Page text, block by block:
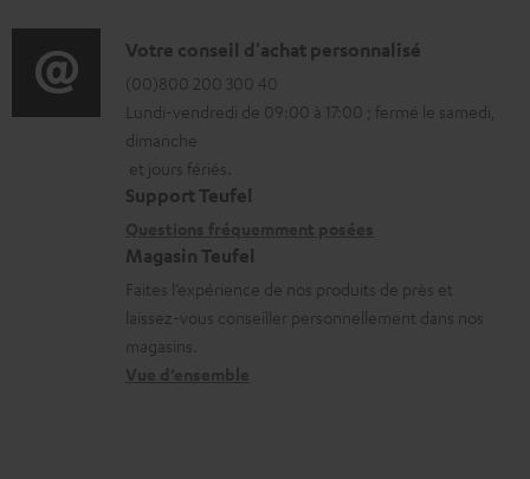
a
r
g
e
a
l
e
s
t
i
o
n
s
e
a
o
r
m
a
t
o
n
s
D
é
t
a
i
s
c
o
Votre conseil d'achat personnalisé
(00)800 200 300 40
Lundi-vendredi de 09:00 à 17:00 ; fermé le samedi,
dimanche
et jours fériés.
Support Teufel
Magasin Teufel
Faites l’expérience de nos produits de près et
laissez-vous conseiller personnellement dans nos
magasins.